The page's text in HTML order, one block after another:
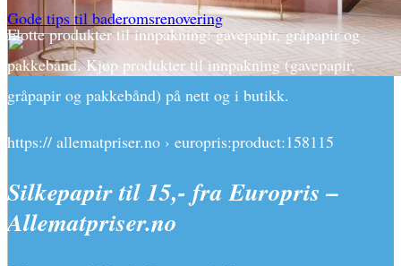
Gode tips til baderomsrenovering
Flotte produkter til innpakning: gavepapir, gråpapir og
pakkebånd. Kjøp produkter til innpakning (gavepapir,
gråpapir og pakkebånd) på nett og i butikk.
https:// allematpriser.no › europris:product:158115
Silkepapir til 15,- fra Europris –
Allematpriser.no